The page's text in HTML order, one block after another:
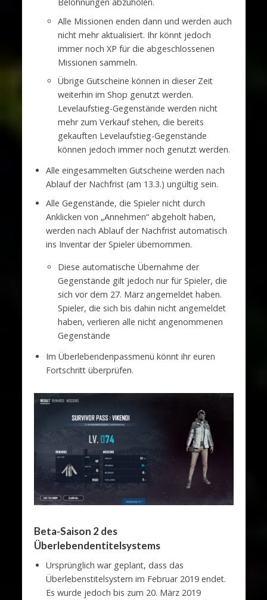
Alle Missionen enden dann und werden auch
nicht mehr aktualisiert. Ihr könnt jedoch
immer noch XP für die abgeschlossenen
Missionen sammeln.
Übrige Gutscheine können in dieser Zeit
weiterhin im Shop genutzt werden.
Levelaufstieg-Gegenstände werden nicht
mehr zum Verkauf stehen, die bereits
gekauften Levelaufstieg-Gegenstände
können jedoch immer noch genutzt werden.
Alle eingesammelten Gutscheine werden nach
Ablauf der Nachfrist (am 13.3.) ungültig sein.
Alle Gegenstände, die Spieler nicht durch
Anklicken von „Annehmen“ abgeholt haben,
werden nach Ablauf der Nachfrist automatisch
ins Inventar der Spieler übernommen.
Diese automatische Übernahme der
Gegenstände gilt jedoch nur für Spieler, die
sich vor dem 27. März angemeldet haben.
Spieler, die sich bis dahin nicht angemeldet
haben, verlieren alle nicht angenommenen
Gegenstände
Im Überlebendenpassmenü könnt ihr euren
Fortschritt überprüfen.
Beta-Saison 2 des
Überlebendentitelsystems
Ursprünglich war geplant, dass das
Überlebenstitelsystem im Februar 2019 endet.
Es wurde jedoch bis zum 20. März 2019